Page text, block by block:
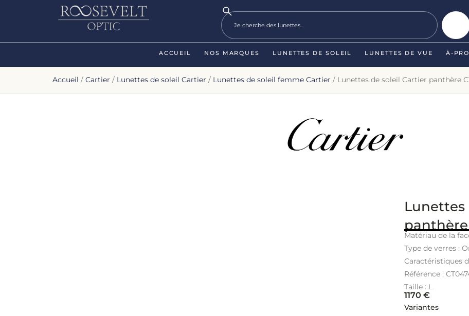
ACCUEIL NOS MARQUES LUNETTES DE SOLEIL LUNETTES DE VUE À-
Accueil / Cartier / Lunettes de soleil Cartier / Lunettes de soleil femme Cartier / Lunettes de soleil Cartier panthère
Lunettes
panthère
Matériau de la
Type de verres :
Caractéristiques
Référence :
Taille : L
1170 €
Variantes